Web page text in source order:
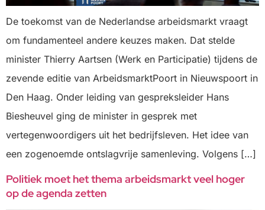
De toekomst van de Nederlandse arbeidsmarkt vraagt
om fundamenteel andere keuzes maken. Dat stelde
minister Thierry Aartsen (Werk en Participatie) tijdens de
zevende editie van ArbeidsmarktPoort in Nieuwspoort in
Den Haag. Onder leiding van gespreksleider Hans
Biesheuvel ging de minister in gesprek met
vertegenwoordigers uit het bedrijfsleven. Het idee van
een zogenoemde ontslagvrije samenleving. Volgens […]
Politiek moet het thema arbeidsmarkt veel hoger
op de agenda zetten